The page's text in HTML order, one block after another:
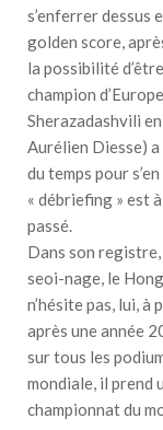
s’enferrer dessus
golden score,
la possibilité
champion
Sherazadashvili
Aurélien Diesse)
du temps pour
« débriefing » est
passé.
Dans son
seoi-nage, le
n’hésite pas, lui, à
après une année
sur tous les
mondiale, il prend
championnat du